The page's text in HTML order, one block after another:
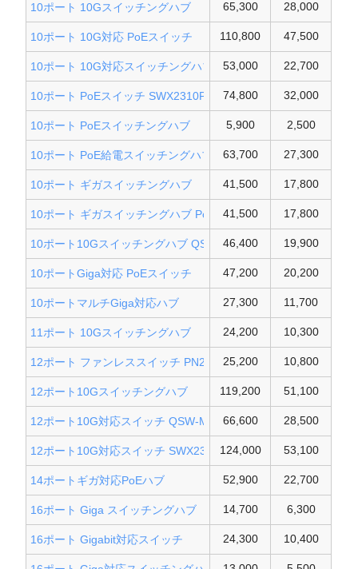
10ポート 10Gスイッチングハブ 65,300 28,000
10ポート 10G対応 PoEスイッチ 110,800 47,500
10ポート 10G対応スイッチングハブ 53,000 22,700
10ポート PoEスイッチ SWX2310P 74,800 32,000
10ポート PoEスイッチングハブ 5,900 2,500
10ポート PoE給電スイッチングハブ 63,700 27,300
10ポート ギガスイッチングハブ 41,500 17,800
10ポート ギガスイッチングハブ PoE++41,500 17,800
10ポート10Gスイッチングハブ QSW-M2108-2S
46,400 19,900
10ポートGiga対応 PoEスイッチ 47,200 20,200
10ポートマルチGiga対応ハブ 27,300 11,700
11ポート 10Gスイッチングハブ 24,200 10,300
12ポート ファンレススイッチ PN2510125,200 10,800
12ポート10Gスイッチングハブ 119,200 51,100
12ポート10G対応スイッチ QSW-M408-4C
66,600 28,500
12ポート10G対応スイッチ SWX2320 124,000 53,100
14ポートギガ対応PoEハブ 52,900 22,700
16ポート Giga スイッチングハブ 14,700 6,300
16ポート Gigabit対応スイッチ 24,300 10,400